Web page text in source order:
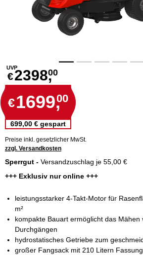
UVP
€2398,00
€1699,00
699,00 € gespart
Preise inkl. gesetzlicher MwSt.
zzgl. Versandkosten
Sperrgut - Versandzuschlag je 55,00 €
+++ Exklusiv nur online +++
leistungsstarker 4-Takt-Motor für
m²
kompakte Bauart ermöglicht das Mähen
Durchgängen
hydrostatisches Getriebe zum
großer Fangsack mit 210 Litern